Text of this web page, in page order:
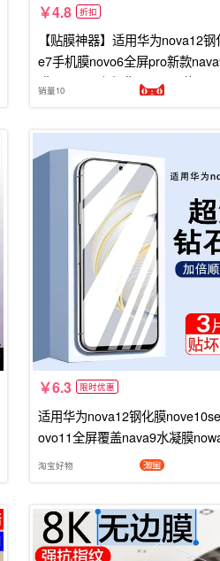
4.8 折扣
【贴膜神器】适用华为nova12
e7手机膜novo6全屏pro新款
膜note8es防窥膜nave5i屏幕por
销量10
6.3 限时优惠
适用华为nova12钢化膜
ovo11全屏覆盖nava9水凝膜
璃huawei青春se屏幕保护防摔贴
淘宝好物